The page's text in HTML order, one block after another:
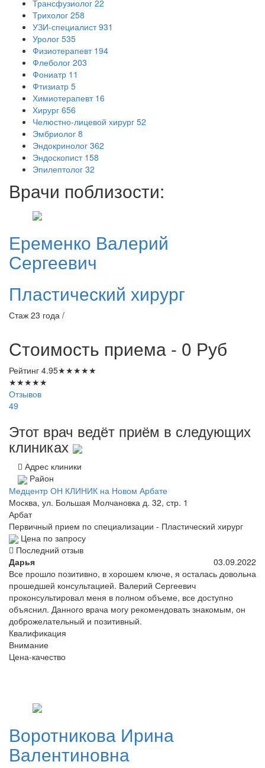
Трансфузиолог 22
Трихолог 258
УЗИ-специалист 931
Уролог 535
Физиотерапевт 194
Флеболог 203
Фониатр 11
Фтизиатр 5
Химиотерапевт 16
Хирург 656
Челюстно-лицевой хирург 52
Эмбриолог 8
Эндокринолог 362
Эндоскопист 158
Эпилептолог 32
Врачи поблизости:
Еременко Валерий
Сергеевич
Пластический хирург
Стаж 23 года /
Стоимость приема - 0 Руб
Рейтинг 4.95★★★★★
★★★★★
Отзывов
49
Этот врач ведёт приём в следующих
клиниках
Адрес клиники
Район
Медцентр ОН КЛИНИК на Новом Арбате
Москва, ул. Большая Молчановка д. 32, стр. 1
Арбат
Первичный прием по специализации - Пластический хирург
Цена по запросу
Последний отзыв
Дарья
03.09.2022
Все прошло позитивно, в хорошем ключе, я осталась довольна
прошедшей консультацией. Валерий Сергеевич
проконсультировал меня в полном объеме, все доступно
объяснил. Данного врача могу рекомендовать знакомым, он
доброжелательный и позитивный.
Квалификация
Внимание
Цена-качество
Воротникова Ирина
Валентиновна